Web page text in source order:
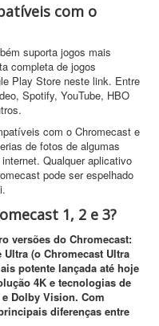
com o
suporta jogos mais
completa de jogos
Play Store neste link. Entre
Spotify, YouTube, HBO
com o Chromecast e
de fotos de algumas
Qualquer aplicativo
pode ser espelhado
1, 2 e 3?
versões do Chromecast:
(o Chromecast Ultra
potente lançada até hoje
4K e tecnologias de
Dolby Vision. Com
diferenças entre